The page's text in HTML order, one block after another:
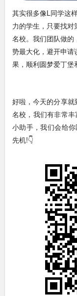
其实很多像L同学这
力的学生，只要找
名校。我们团队做
势最大化，避开申
果，顺利圆梦爱丁堡
好啦，今天的分享
名校，我们有非常
小助手，我们会给
先机!👇